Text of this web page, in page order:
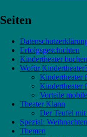
Seiten
Erfolgsgeschichten
Kindertheater buchen
Wofür
Kindertheater
Kindertheater
Vorteile
Theater Klann
Der Teufel mit
Spezial: Weihnachten
Themen